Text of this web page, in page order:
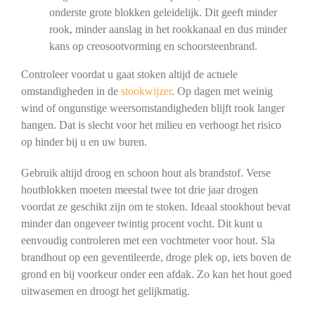
onderste grote blokken geleidelijk. Dit geeft minder
rook, minder aanslag in het rookkanaal en dus minder
kans op creosootvorming en schoorsteenbrand.
Controleer voordat u gaat stoken altijd de actuele
omstandigheden in de stookwijzer. Op dagen met weinig
wind of ongunstige weersomstandigheden blijft rook langer
hangen. Dat is slecht voor het milieu en verhoogt het risico
op hinder bij u en uw buren.
Gebruik altijd droog en schoon hout als brandstof. Verse
houtblokken moeten meestal twee tot drie jaar drogen
voordat ze geschikt zijn om te stoken. Ideaal stookhout bevat
minder dan ongeveer twintig procent vocht. Dit kunt u
eenvoudig controleren met een vochtmeter voor hout. Sla
brandhout op een geventileerde, droge plek op, iets boven de
grond en bij voorkeur onder een afdak. Zo kan het hout goed
uitwasemen en droogt het gelijkmatig.